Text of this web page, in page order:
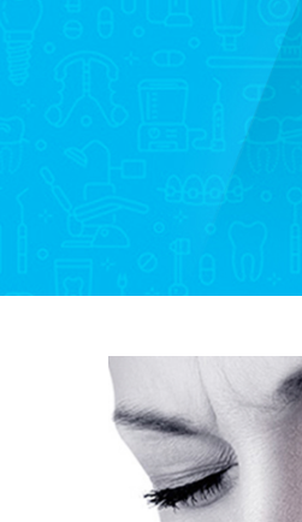
Hit enter to search